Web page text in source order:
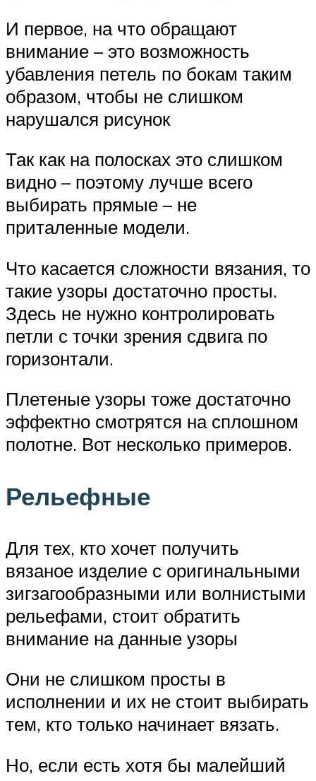
И первое, на что обращают
внимание – это возможность
убавления петель по бокам таким
образом, чтобы не слишком
нарушался рисунок
Так как на полосках это слишком
видно – поэтому лучше всего
выбирать прямые – не
приталенные модели.
Что касается сложности вязания, то
такие узоры достаточно просты.
Здесь не нужно контролировать
петли с точки зрения сдвига по
горизонтали.
Плетеные узоры тоже достаточно
эффектно смотрятся на сплошном
полотне. Вот несколько примеров.
Рельефные
Для тех, кто хочет получить
вязаное изделие с оригинальными
зигзагообразными или волнистыми
рельефами, стоит обратить
внимание на данные узоры
Они не слишком просты в
исполнении и их не стоит выбирать
тем, кто только начинает вязать.
Но, если есть хотя бы малейший